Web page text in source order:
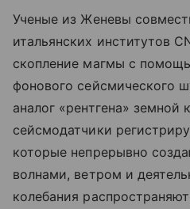
Ученые из Женевы
итальянских институтов
скопление магмы с
фонового сейсмического
аналог «рентгена» земной
сейсмодатчики
которые непрерывно
волнами, ветром и
колебания